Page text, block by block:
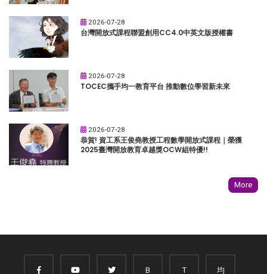
2026-07-28
台灣開放式課程聯盟創用CC4.0中英文版授權書
2026-07-28
TOCEC攜手均一教育平台 推動數位學習新未來
2026-07-28
恭賀! 資工系王俊堯教授工程數學開放式課程｜榮獲
2025臺灣開放教育卓越獎OCW組特優!!
More
B T 均